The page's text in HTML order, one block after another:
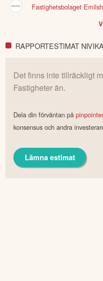
Fastighetsbolaget
RAPPORTESTIMAT
Det finns inte tillräckligt
Fastigheterän.
Dela din förväntan på
konsensus och andra
Lämna estimat